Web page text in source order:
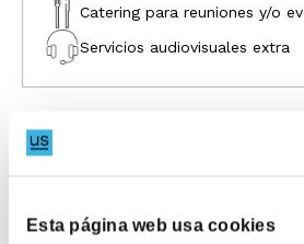
Esta página web usa cookies
Catering para reuniones y/o
Servicios audiovisuales extra
Cómo llegar